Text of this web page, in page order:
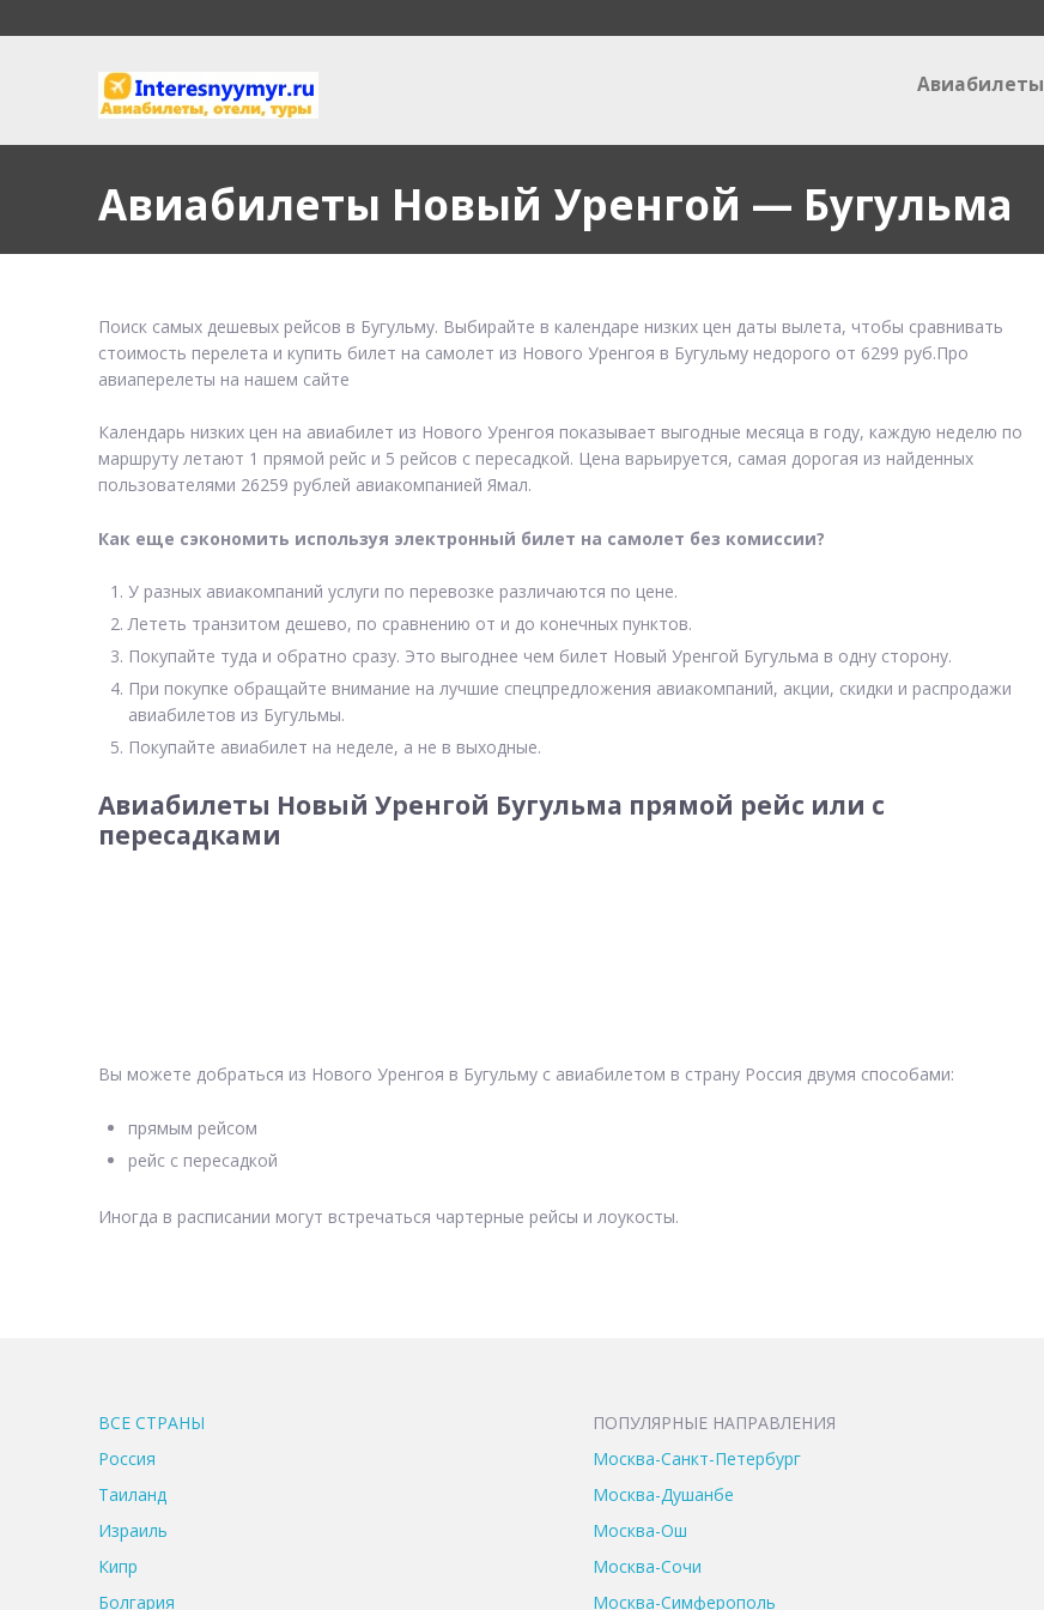
Авиабилеты
Авиабилеты Новый Уренгой — Бугульма
Поиск самых дешевых рейсов в Бугульму. Выбирайте в календаре низких цен даты вылета, чтобы сравнивать
стоимость перелета и купить билет на самолет из Нового Уренгоя в Бугульму недорого от 6299 руб.Про
авиаперелеты на нашем сайте
Календарь низких цен на авиабилет из Нового Уренгоя показывает выгодные месяца в году, каждую неделю по
маршруту летают 1 прямой рейс и 5 рейсов с пересадкой. Цена варьируется, самая дорогая из найденных
пользователями 26259 рублей авиакомпанией Ямал.
Как еще сэкономить используя электронный билет на самолет без комиссии?
У разных авиакомпаний услуги по перевозке различаются по цене.
Лететь транзитом дешево, по сравнению от и до конечных пунктов.
Покупайте туда и обратно сразу. Это выгоднее чем билет Новый Уренгой Бугульма в одну сторону.
При покупке обращайте внимание на лучшие спецпредложения авиакомпаний, акции, скидки и распродажи
авиабилетов из Бугульмы.
Покупайте авиабилет на неделе, а не в выходные.
Авиабилеты Новый Уренгой Бугульма прямой рейс или с
пересадками
Вы можете добраться из Нового Уренгоя в Бугульму с авиабилетом в страну Россия двумя способами:
прямым рейсом
рейс с пересадкой
Иногда в расписании могут встречаться чартерные рейсы и лоукосты.
ВСЕ CТРАНЫ
Россия
Таиланд
Израиль
Кипр
Болгария
ПОПУЛЯРНЫЕ НАПРАВЛЕНИЯ
Москва-Санкт-Петербург
Москва-Душанбе
Москва-Ош
Москва-Сочи
Москва-Симферополь